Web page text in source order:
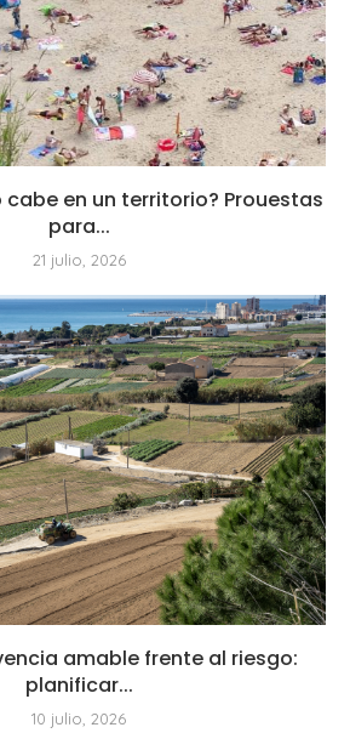
en un territorio? Prouestas
para...
21 julio, 2026
amable frente al riesgo:
planificar...
10 julio, 2026